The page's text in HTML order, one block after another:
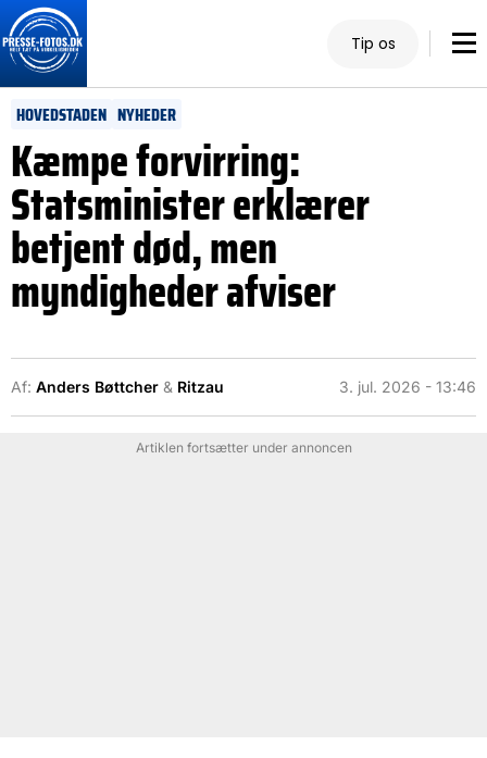
Tip os
HOVEDSTADEN NYHEDER
Kæmpe forvirring:
Statsminister erklærer
betjent død, men
myndigheder afviser
Af: Anders Bøttcher & Ritzau 3. jul. 2026 - 13:46
Artiklen fortsætter under annoncen